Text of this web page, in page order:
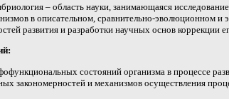
– область науки, занимающаяся
в описательном, сравнительно-эволюционном и
развития и разработки научных основ коррекции
состояний организма в процессе
закономерностей и механизмов осуществления